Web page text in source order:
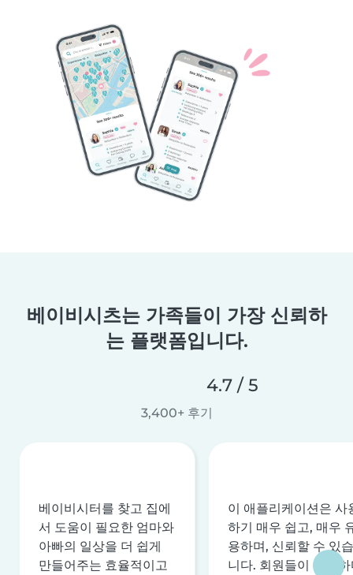
베이비시츠는 가족들이 가장 신뢰하
는 플랫폼입니다.
4.7 / 5
3,400+ 후기
베이비시터를 찾고 집에
서 도움이 필요한 엄마와
아빠의 일상을 더 쉽게
만들어주는 효율적이고
이 애플리케이션은 사
하기 매우 쉽고, 매우
용하며, 신뢰할 수 있습
니다. 회원들이 안전